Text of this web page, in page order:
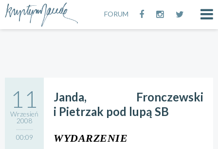
FORUM
11
Wrzesień
2008
00:09
Janda, Fronczewski
i Pietrzak pod lupą SB
WYDARZENIE